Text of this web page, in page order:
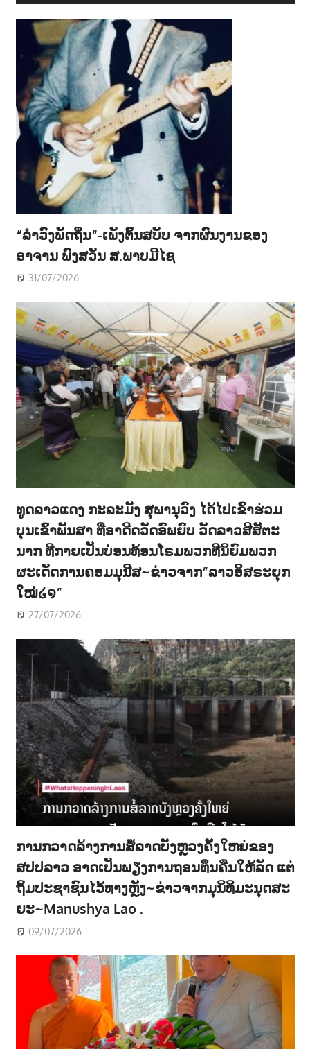
“ລຳວົງພັດຖິ່ນ“-ເພັງຕົ້ນສບັບ ຈາກຜົນງານຂອງ
ອາຈານ ພົງສວັນ ສ.ພາບມີໄຊ
31/07/2026
ທູດລາວແດງ ກະລະມັງ ສຸພານຸວົງ ໄດ້ໄປເຂົ້າຮ່ວມ
ບຸນເຂົ້າພັນສາ ທີ່ອາດີດວັດອົພຍົບ ວັດລາວສີສັຕະ
ນາກ ທີກາຍເປັນບ່ອນທ້ອນໂຣມພວກທີນິຍົມພວກ
ຜະເດັດການຄອມມຸນີສ~ຂ່າວຈາກ”ລາວອິສຣະຍຸກ
ໃໝ່໒໑”
27/07/2026
ການກວາດລ້າງການສໍ້ລາດບັງຫຼວງຄັ້ງໃຫຍ່ຂອງ
ສປປລາວ ອາດເປັນພຽງການຖອນທຶນຄືນໃຫ້ລັດ ແຕ່
ຖິ້ມປະຊາຊົນໄວ້ທາງຫຼັງ~ຂ່າວຈາກມຸນິທິມະນຸດສະ
ຍະ~Manushya Lao .
09/07/2026